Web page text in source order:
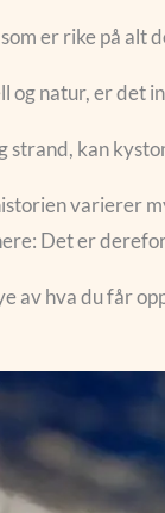
er rike på alt
og natur, er det
strand, kan
varierer
Det er
av hva du får